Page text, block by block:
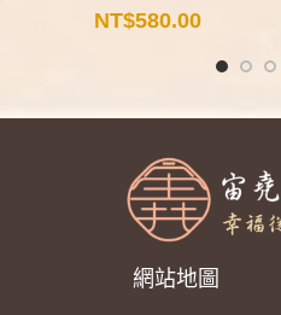
NT$580.00
網站地圖